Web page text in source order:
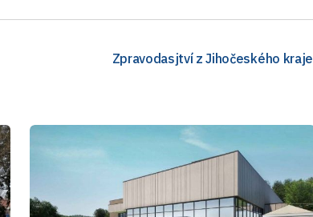
Zpravodasjtví z Jihočeského kraje